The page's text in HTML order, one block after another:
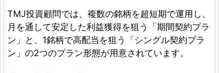
TMJ投資顧問では、複数の銘柄を超短期で運用し、
月を通して安定した利益獲得を狙う「期間契約プラ
ン」と、1銘柄で高配当を狙う「シングル契約プラ
ン」の2つのプラン形態が用意されています。